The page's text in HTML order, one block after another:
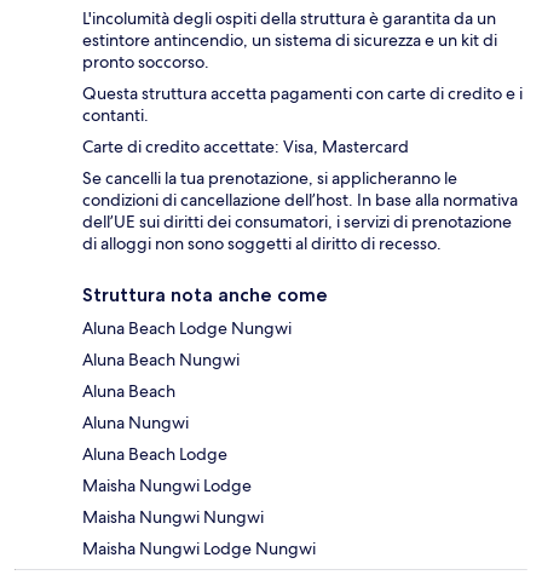
L'incolumità degli ospiti della struttura è garantita da un
estintore antincendio, un sistema di sicurezza e un kit di
pronto soccorso.
Questa struttura accetta pagamenti con carte di credito e i
contanti.
Carte di credito accettate: Visa, Mastercard
Se cancelli la tua prenotazione, si applicheranno le
condizioni di cancellazione dell’host. In base alla normativa
dell’UE sui diritti dei consumatori, i servizi di prenotazione
di alloggi non sono soggetti al diritto di recesso.
Struttura nota anche come
Aluna Beach Lodge Nungwi
Aluna Beach Nungwi
Aluna Beach
Aluna Nungwi
Aluna Beach Lodge
Maisha Nungwi Lodge
Maisha Nungwi Nungwi
Maisha Nungwi Lodge Nungwi